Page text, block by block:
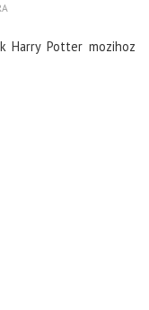
Harry Potter mozihoz